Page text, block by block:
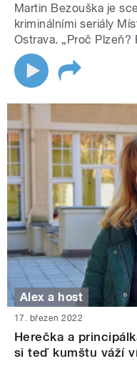
Martin Bezouška je
kriminálními seriály
Ostrava. „Proč
Alex a host
17. březen 2022
Herečka a
si teď kumštu váží